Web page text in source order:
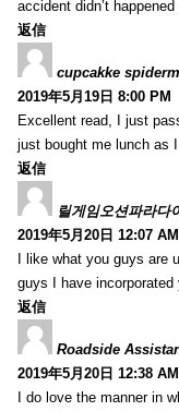
accident didn’t
返信
cupcakke
2019年5月19日 8:00 PM
Excellent read, I just
just bought me lunch as
返信
릴게임오션파라다
2019年5月20日 12:07 AM
I like what you guys are
guys I have
返信
Roadside
2019年5月20日 12:38 AM
I do love the manner in